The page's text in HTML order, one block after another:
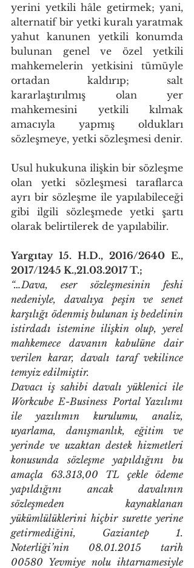
yerini yetkili hâle getirmek; yani,
alternatif bir yetki kuralı yaratmak
yahut kanunen yetkili konumda
bulunan genel ve özel yetkili
mahkemelerin yetkisini tümüyle
ortadan kaldırıp; salt
kararlaştırılmış olan yer
mahkemesini yetkili kılmak
amacıyla yapmış oldukları
sözleşmeye, yetki sözleşmesi denir.
Usul hukukuna ilişkin bir sözleşme
olan yetki sözleşmesi taraflarca
ayrı bir sözleşme ile yapılabileceği
gibi ilgili sözleşmede yetki şartı
olarak belirtilerek de yapılabilir.
Yargıtay 15. H.D., 2016/2640 E.,
2017/1245 K.,21.03.2017 T.;
“…Dava, eser sözleşmesinin feshi
nedeniyle, davalıya peşin ve senet
karşılığı ödenmiş bulunan iş bedelinin
istirdadı istemine ilişkin olup, yerel
mahkemece davanın kabulüne dair
verilen karar, davalı taraf vekilince
temyiz edilmiştir.
Davacı iş sahibi davalı yüklenici ile
Workcube E-Business Portal Yazılımı
ile yazılımın kurulumu, analiz,
uyarlama, danışmanlık, eğitim ve
yerinde ve uzaktan destek hizmetleri
konusunda sözleşme yapıldığını bu
amaçla 63.313,00 TL çekle ödeme
yapıldığını ancak davalının
sözleşmeden kaynaklanan
yükümlülüklerini hiçbir surette yerine
getirmediğini, Gaziantep 1.
Noterliği’nin 08.01.2015 tarih
00580 Yevmiye nolu ihtarnamesiyle